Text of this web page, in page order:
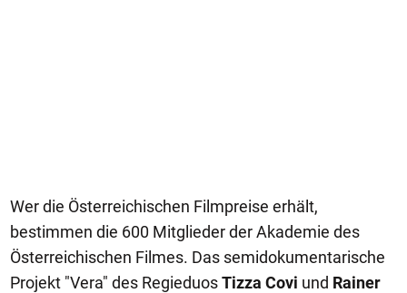
Wer die Österreichischen Filmpreise erhält,
bestimmen die 600 Mitglieder der Akademie des
Österreichischen Filmes. Das semidokumentarische
Projekt "Vera" des RegieduosTizza Covi und Rainer